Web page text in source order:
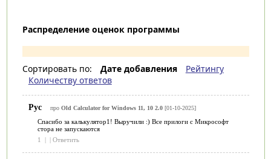
Распределение оценок программы
Сортировать по: Дате добавления
Рейтингу
Количеству ответов
Рус про Old Calculator for Windows 11, 10 2.0[01-10-2025]
Спасибо за калькулятор1! Выручили :) Все прилоги с Микрософт
стора не запускаются
1
| | Ответить